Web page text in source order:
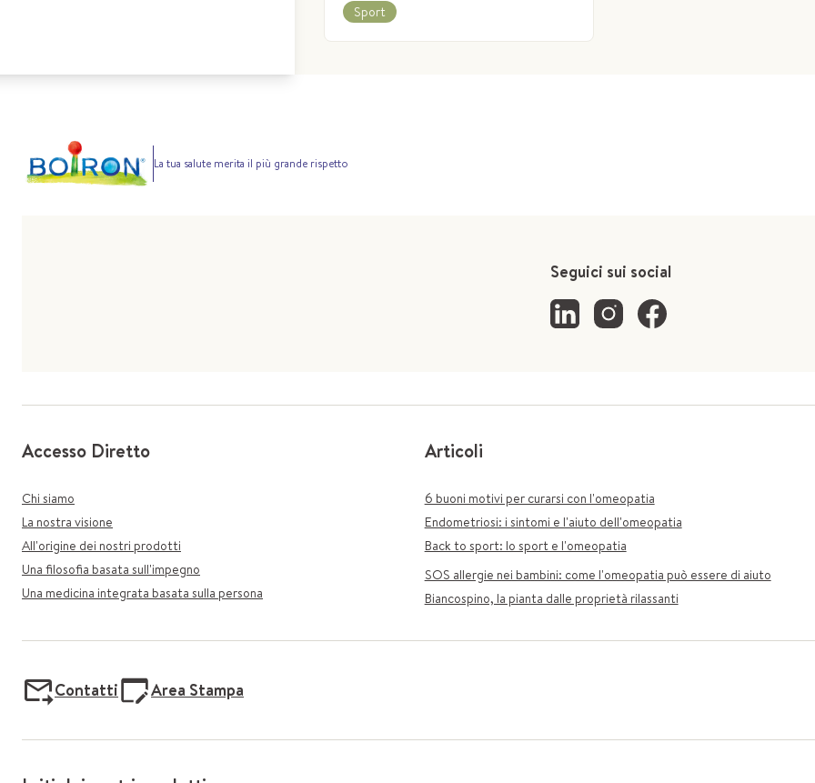
Sport
La tua salute merita il più grande rispetto
Seguici sui social
Accesso Diretto
Chi siamo
La nostra visione
All'origine dei nostri prodotti
Una filosofia basata sull'impegno
Una medicina integrata basata sulla persona
Articoli
6 buoni motivi per curarsi con l'omeopatia
Endometriosi: i sintomi e l'aiuto dell'omeopatia
Back to sport: lo sport e l'omeopatia
SOS allergie nei bambini: come l'omeopatia può essere di aiuto
Biancospino, la pianta dalle proprietà rilassanti
Contatti Area Stampa